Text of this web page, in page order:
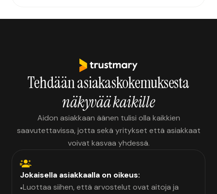
Tehdään asiakaskokemuksesta
näkyvää kaikille
Aidon asiakkaan äänen tulisi olla kaikkien
saavutettavissa, jotta sekä yritykset että asiakkaat
voivat kasvaa yhdessä.
Jokaisella asiakkaalla on oikeus:
•Luottaa siihen, että arvostelut ovat aitoja ja